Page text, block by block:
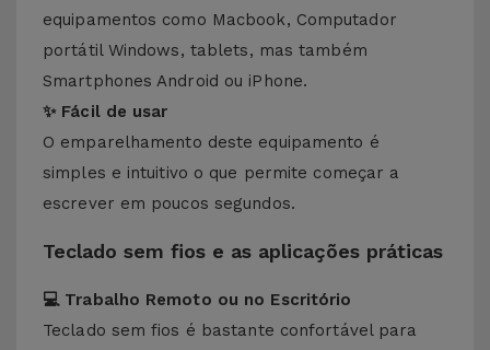
equipamentos como Macbook, Computador
portátil Windows, tablets, mas também
Smartphones Android ou iPhone.
✨ Fácil de usar
O emparelhamento deste equipamento é
simples e intuitivo o que permite começar a
escrever em poucos segundos.
Teclado sem fios e as aplicações práticas
💻 Trabalho Remoto ou no Escritório
Teclado sem fios é bastante confortável para